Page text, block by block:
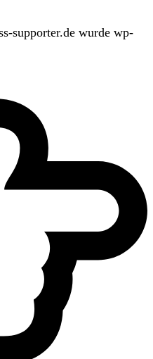
supporter.de wurde wp-